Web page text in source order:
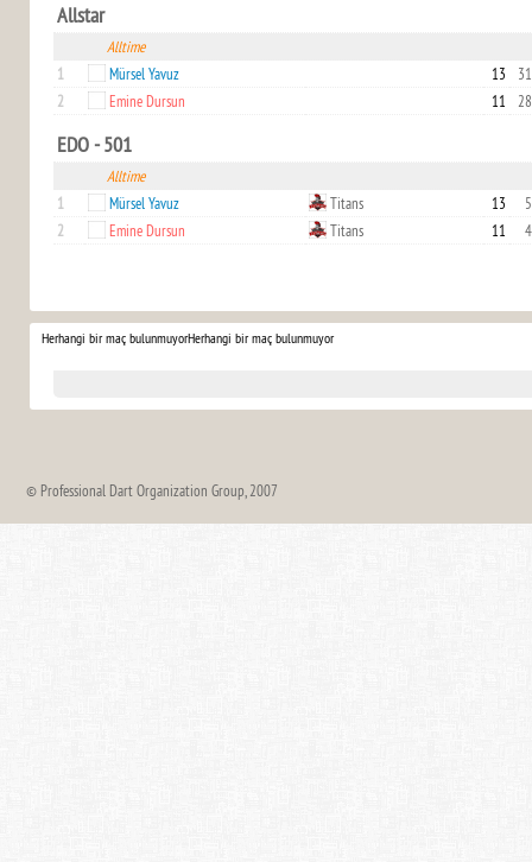
Allstar
Alltime
1
Mürsel Yavuz 13
2
Emine Dursun 11
EDO - 501
Alltime
1
Mürsel Yavuz Titans 13
2
Emine Dursun Titans 11
Herhangi bir maç bulunmuyorHerhangi bir maç bulunmuyor
© Professional Dart Organization Group, 2007